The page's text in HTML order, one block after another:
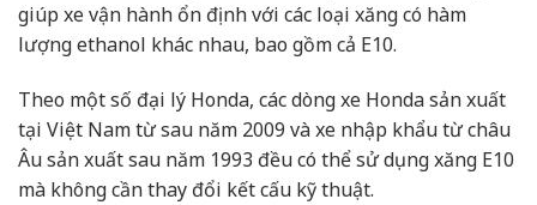
giúp xe vận hành ổn định với các loại xăng có hàm
lượng ethanol khác nhau, bao gồm cả E10.
Theo một số đại lý Honda, các dòng xe Honda sản xuất
tại Việt Nam từ sau năm 2009 và xe nhập khẩu từ châu
Âu sản xuất sau năm 1993 đều có thể sử dụng xăng E10
mà không cần thay đổi kết cấu kỹ thuật.